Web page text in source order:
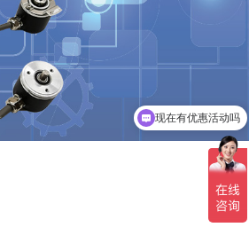
可以介绍下你们的产品么
现在有优惠活动吗